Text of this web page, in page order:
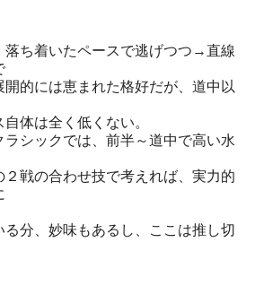
落ち着いたペースで逃げつつ→直線
的には恵まれた格好だが、道中以
体は全く低くない。
ラシックでは、前半～道中で高い水
戦の合わせ技で考えれば、実力的
分、妙味もあるし、ここは推し切